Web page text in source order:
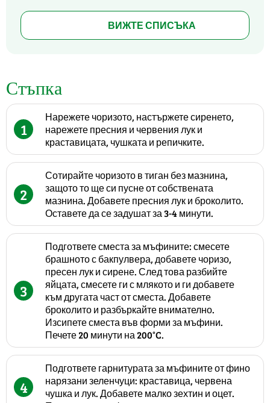
ВИЖТЕ СПИСЪКА
Стъпка
1
Нарежете чоризото, настържете сиренето,
нарежете пресния и червения лук и
краставицата, чушката и репичките.
2
Сотирайте чоризото в тиган без мазнина,
защото то ще си пусне от собствената
мазнина. Добавете пресния лук и броколито.
Оставете да се задушат за 3-4 минути.
3
Подгответе сместа за мъфините: смесете
брашното с бакпулвера, добавете чоризо,
пресен лук и сирене. След това разбийте
яйцата, смесете ги с млякото и ги добавете
към другата част от сместа. Добавете
броколито и разбъркайте внимателно.
Изсипете сместа във форми за мъфини.
Печете 20 минути на 200°C.
4
Подгответе гарнитурата за мъфините от фино
нарязани зеленчуци: краставица, червена
чушка и лук. Добавете малко зехтин и оцет.